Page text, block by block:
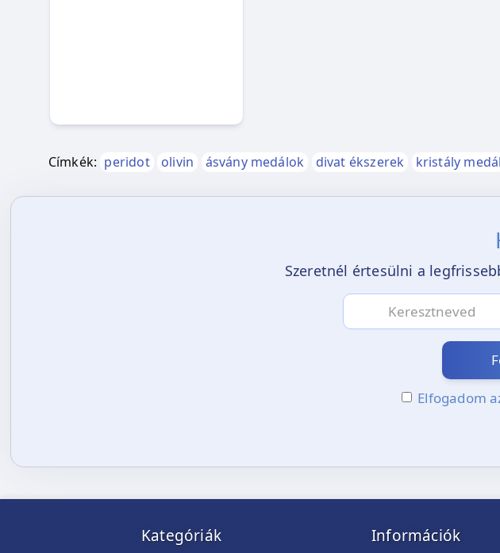
Címkék: peridot olivin ásvány medálok divat ékszerek kristály medál
Szeretnél értesülni a
Elfogadom
Kategóriák Információk